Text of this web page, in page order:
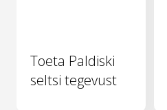
Toeta Paldiski
seltsi tegevust